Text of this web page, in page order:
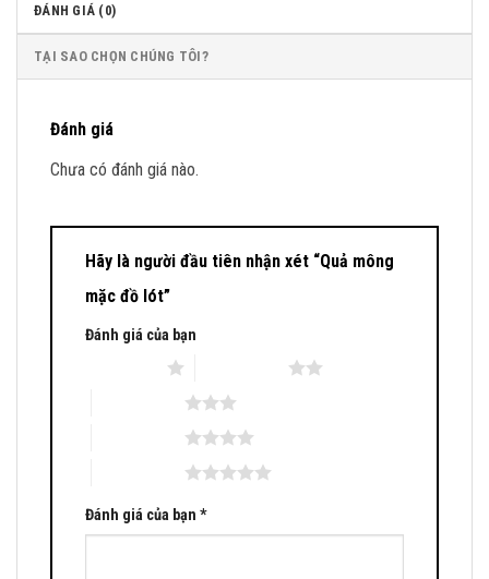
ĐÁNH GIÁ (0)
TẠI SAO CHỌN CHÚNG TÔI?
Đánh giá
Chưa có đánh giá nào.
Hãy là người đầu tiên nhận xét “Quả mông
mặc đồ lót”
Đánh giá của bạn
Đánh giá của bạn *